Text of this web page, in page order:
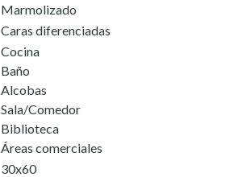
Marmolizado
Caras diferenciadas
Cocina
Baño
Alcobas
Sala/Comedor
Biblioteca
Áreas comerciales
30x60